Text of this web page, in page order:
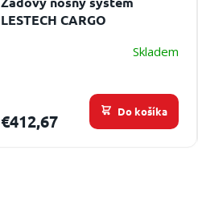
LESTECH CARGO
Skladem
€412,67 Do košíka